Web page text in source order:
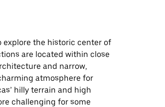
explore the historic center of
are located within close
and narrow,
atmosphere for
hilly terrain and high
challenging for some